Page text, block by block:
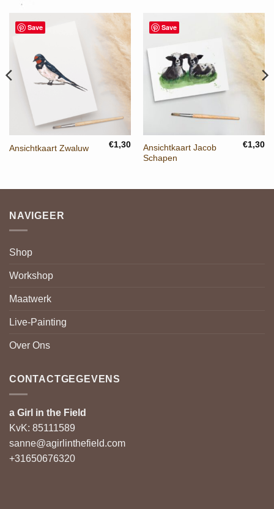
Save
Ansichtkaart Zwaluw €1,30
Save
Ansichtkaart Jacob
Schapen
€1,30
NAVIGEER
Shop
Workshop
Maatwerk
Live-Painting
Over Ons
CONTACTGEGEVENS
a Girl in the Field
KvK: 85111589
sanne@agirlinthefield.com
+31650676320